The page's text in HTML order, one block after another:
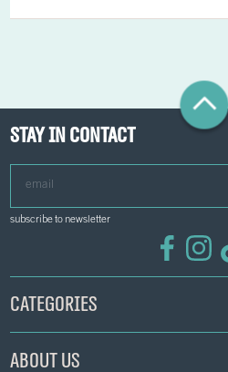
Stay in contact
subscribe to newsletter
Categories
About us